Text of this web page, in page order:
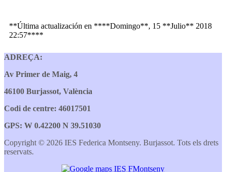
**Última actualización en ****Domingo**, 15 **Julio** 2018
22:57****
ADREÇA:
Av Primer de Maig, 4
46100 Burjassot, València
Codi de centre: 46017501
GPS: W 0.42200 N 39.51030
Copyright © 2026 IES Federica Montseny. Burjassot. Tots els drets
reservats.